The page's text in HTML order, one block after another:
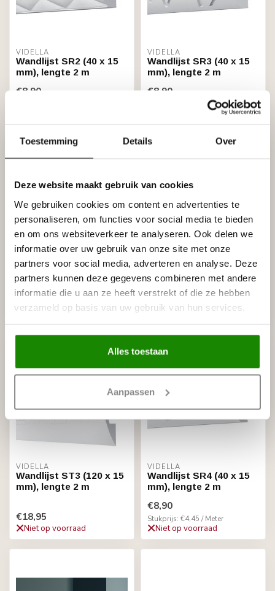
Toestemming Details Over
Deze website maakt gebruik van cookies
We gebruiken cookies om content en advertenties te
personaliseren, om functies voor social media te bieden
en om ons websiteverkeer te analyseren. Ook delen we
informatie over uw gebruik van onze site met onze
partners voor social media, adverteren en analyse. Deze
partners kunnen deze gegevens combineren met andere
informatie die u aan ze heeft verstrekt of die ze hebben
verzameld op basis van uw gebruik van hun services.
Alles toestaan
Aanpassen
VIDELLA
Wandlijst SR2 (40 x 15
mm), lengte 2 m
€8,90
VIDELLA
Wandlijst SR3 (40 x 15
mm), lengte 2 m
€8,90
Stukprijs: €4,45 / Meter
Op voorraad (44)
VIDELLA
Wandlijst ST1 (120 x 15
mm), lengte 1 m
€9,47
Niet op voorraad
VIDELLA
Wandlijst ST2 (120 x 15
mm), lengte 2 m
€18,95
VIDELLA
Wandlijst ST3 (120 x 15
mm), lengte 2 m
€18,95
Niet op voorraad
VIDELLA
Wandlijst SR4 (40 x 15
mm), lengte 2 m
€8,90
Stukprijs: €4,45 / Meter
Niet op voorraad